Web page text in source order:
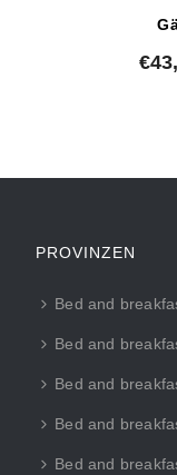
€
PROVINZEN
Bed and
Bed and
Bed and
Bed and
Bed and